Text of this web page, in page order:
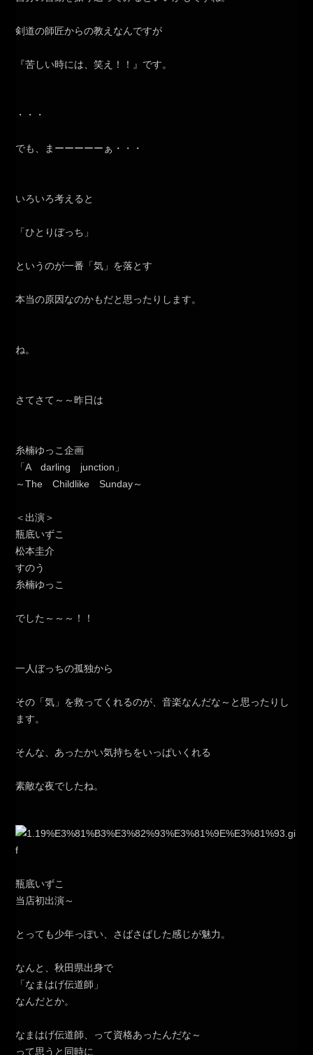
剣道の師匠からの教えなんですが
『苦しい時には、笑え！！』です。
・・・
でも、まーーーーーぁ・・・
いろいろ考えると
「ひとりぼっち」
というのが一番「気」を落とす
本当の原因なのかもだと思ったりします。
ね。
さてさて～～昨日は
糸楠ゆっこ企画
「A darling junction」
～The Childlike Sunday～
＜出演＞
瓶底いずこ
松本圭介
すのう
糸楠ゆっこ
でした～～～！！
一人ぼっちの孤独から
その「気」を救ってくれるのが、音楽なんだな～と思ったりし
ます。
そんな、あったかい気持ちをいっぱいくれる
素敵な夜でしたね。
瓶底いずこ
当店初出演～
とっても少年っぽい、さばさばした感じが魅力。
なんと、秋田県出身で
「なまはげ伝道師」
なんだとか。
なまはげ伝道師、って資格あったんだな～
って思うと同時に